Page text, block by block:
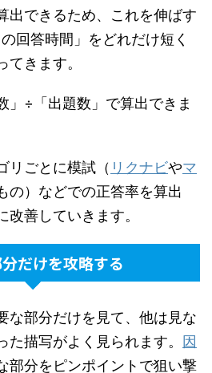
出できるため、これを伸ばす
回答時間」をどれだけ短く
きます。
」÷「出題数」で算出できま
リごとに模試（ リクナビやマ
の）などでの正答率を算出
改善していきます。
だけを攻略する
な部分だけを見て、他は見な
た描写がよく見られます。
因
部分をピンポイントで狙い撃